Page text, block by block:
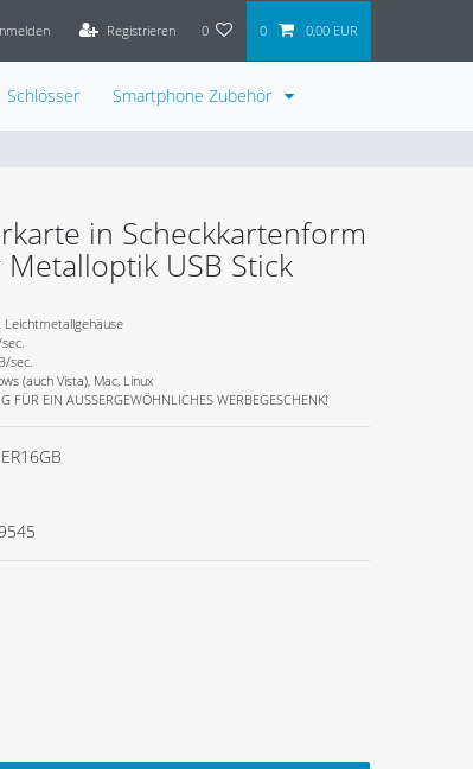
Registrieren 0 0 0,00 EUR
Schlösser Smartphone Zubehör
in Scheckkartenform
USB Stick
Leichtmetallgehäuse
sec.
(auch Vista), Mac, Linux
FÜR EIN AUSSERGEWÖHNLICHES WERBEGESCHENK!